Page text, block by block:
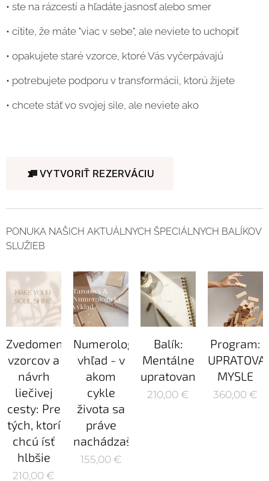
• ste na rázcestí a hľadáte jasnosť alebo smer
• cítite, že máte "viac v sebe", ale neviete to uchopiť
• opakujete staré vzorce, ktoré Vás vyčerpávajú
• potrebujete podporu v transformácii, ktorú žijete
• chcete stáť vo svojej sile, ale neviete ako
VYTVORIŤ REZERVÁCIU
PONUKA NAŠICH AKTUÁLNYCH ŠPECIÁLNYCH BALÍKOV
SLUŽIEB
Zvedomenie
vzorcov a
návrh
liečivej
cesty: Pre
tých, ktorí
chcú ísť
hlbšie
210,00 €
Numerologický
vhľad - v
akom
cykle
života sa
práve
nachádzaš?
155,00€
Balík:
Mentálne
upratovanie
210,00 €
Program:
MYSLE
360,00 €